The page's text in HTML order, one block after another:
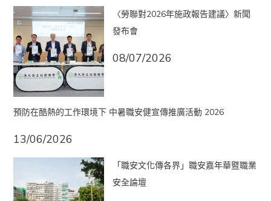
〈勞聯對2026年施政報告建議〉新聞
發布會
08/07/2026
預防在酷熱的工作環境下 中暑職安健宣傳推廣活動 2026
13/06/2026
「職安文化傳各界」職安嘉年華暨職業
安全論壇